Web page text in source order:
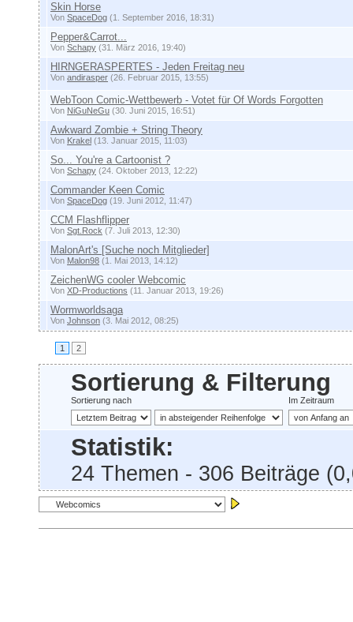
Skin Horse
Von SpaceDog (1. September 2016, 18:31)
Pepper&Carrot...
Von Schapy (31. März 2016, 19:40)
HIRNGERASPERTES - Jeden Freitag neu
Von andirasper (26. Februar 2015, 13:55)
WebToon Comic-Wettbewerb - Votet für Of Words Forgotten
Von NiGuNeGu (30. Juni 2015, 16:51)
Awkward Zombie + String Theory
Von Krakel (13. Januar 2015, 11:03)
So... You're a Cartoonist ?
Von Schapy (24. Oktober 2013, 12:22)
Commander Keen Comic
Von SpaceDog (19. Juni 2012, 11:47)
CCM Flashflipper
Von Sgt.Rock (7. Juli 2013, 12:30)
MalonArt's [Suche noch Mitglieder]
Von Malon98 (1. Mai 2013, 14:12)
ZeichenWG cooler Webcomic
Von XD-Productions (11. Januar 2013, 19:26)
Wormworldsaga
Von Johnson (3. Mai 2012, 08:25)
1 2
Sortierung & Filterung
Sortierung nach Im Zeitraum
Statistik:
24 Themen - 306 Beiträge